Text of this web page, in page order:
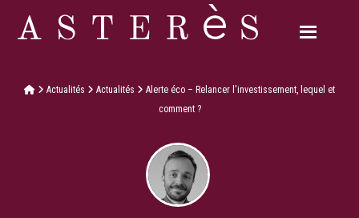
Actualités Actualités
Alerte éco – Relancer l'investissement, lequel et
comment ?